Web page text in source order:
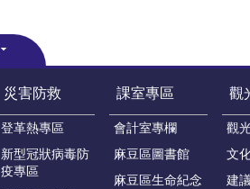
災害防救
登革熱專區
新型冠狀病毒防
疫專區
課室專區
會計室專欄
麻豆區圖書館
麻豆區生命紀念
觀
觀
文
建